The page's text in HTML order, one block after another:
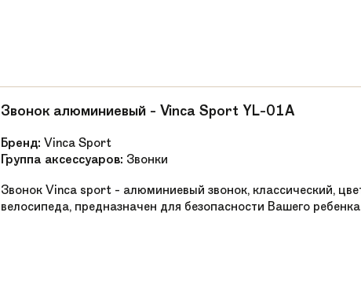
Звонок алюминиевый - Vinca Sport YL-01A
Бренд: Vinca Sport
Группа аксессуаров: Звонки
Звонок Vinca sport - алюминиевый звонок, классический,
велосипеда, предназначен для безопасности Вашего